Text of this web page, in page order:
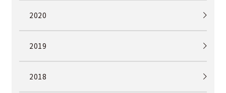
2020
2019
2018